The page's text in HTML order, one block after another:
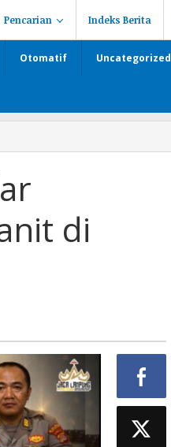
Pencarian Indeks Berita
Otomatif Uncategorized
di